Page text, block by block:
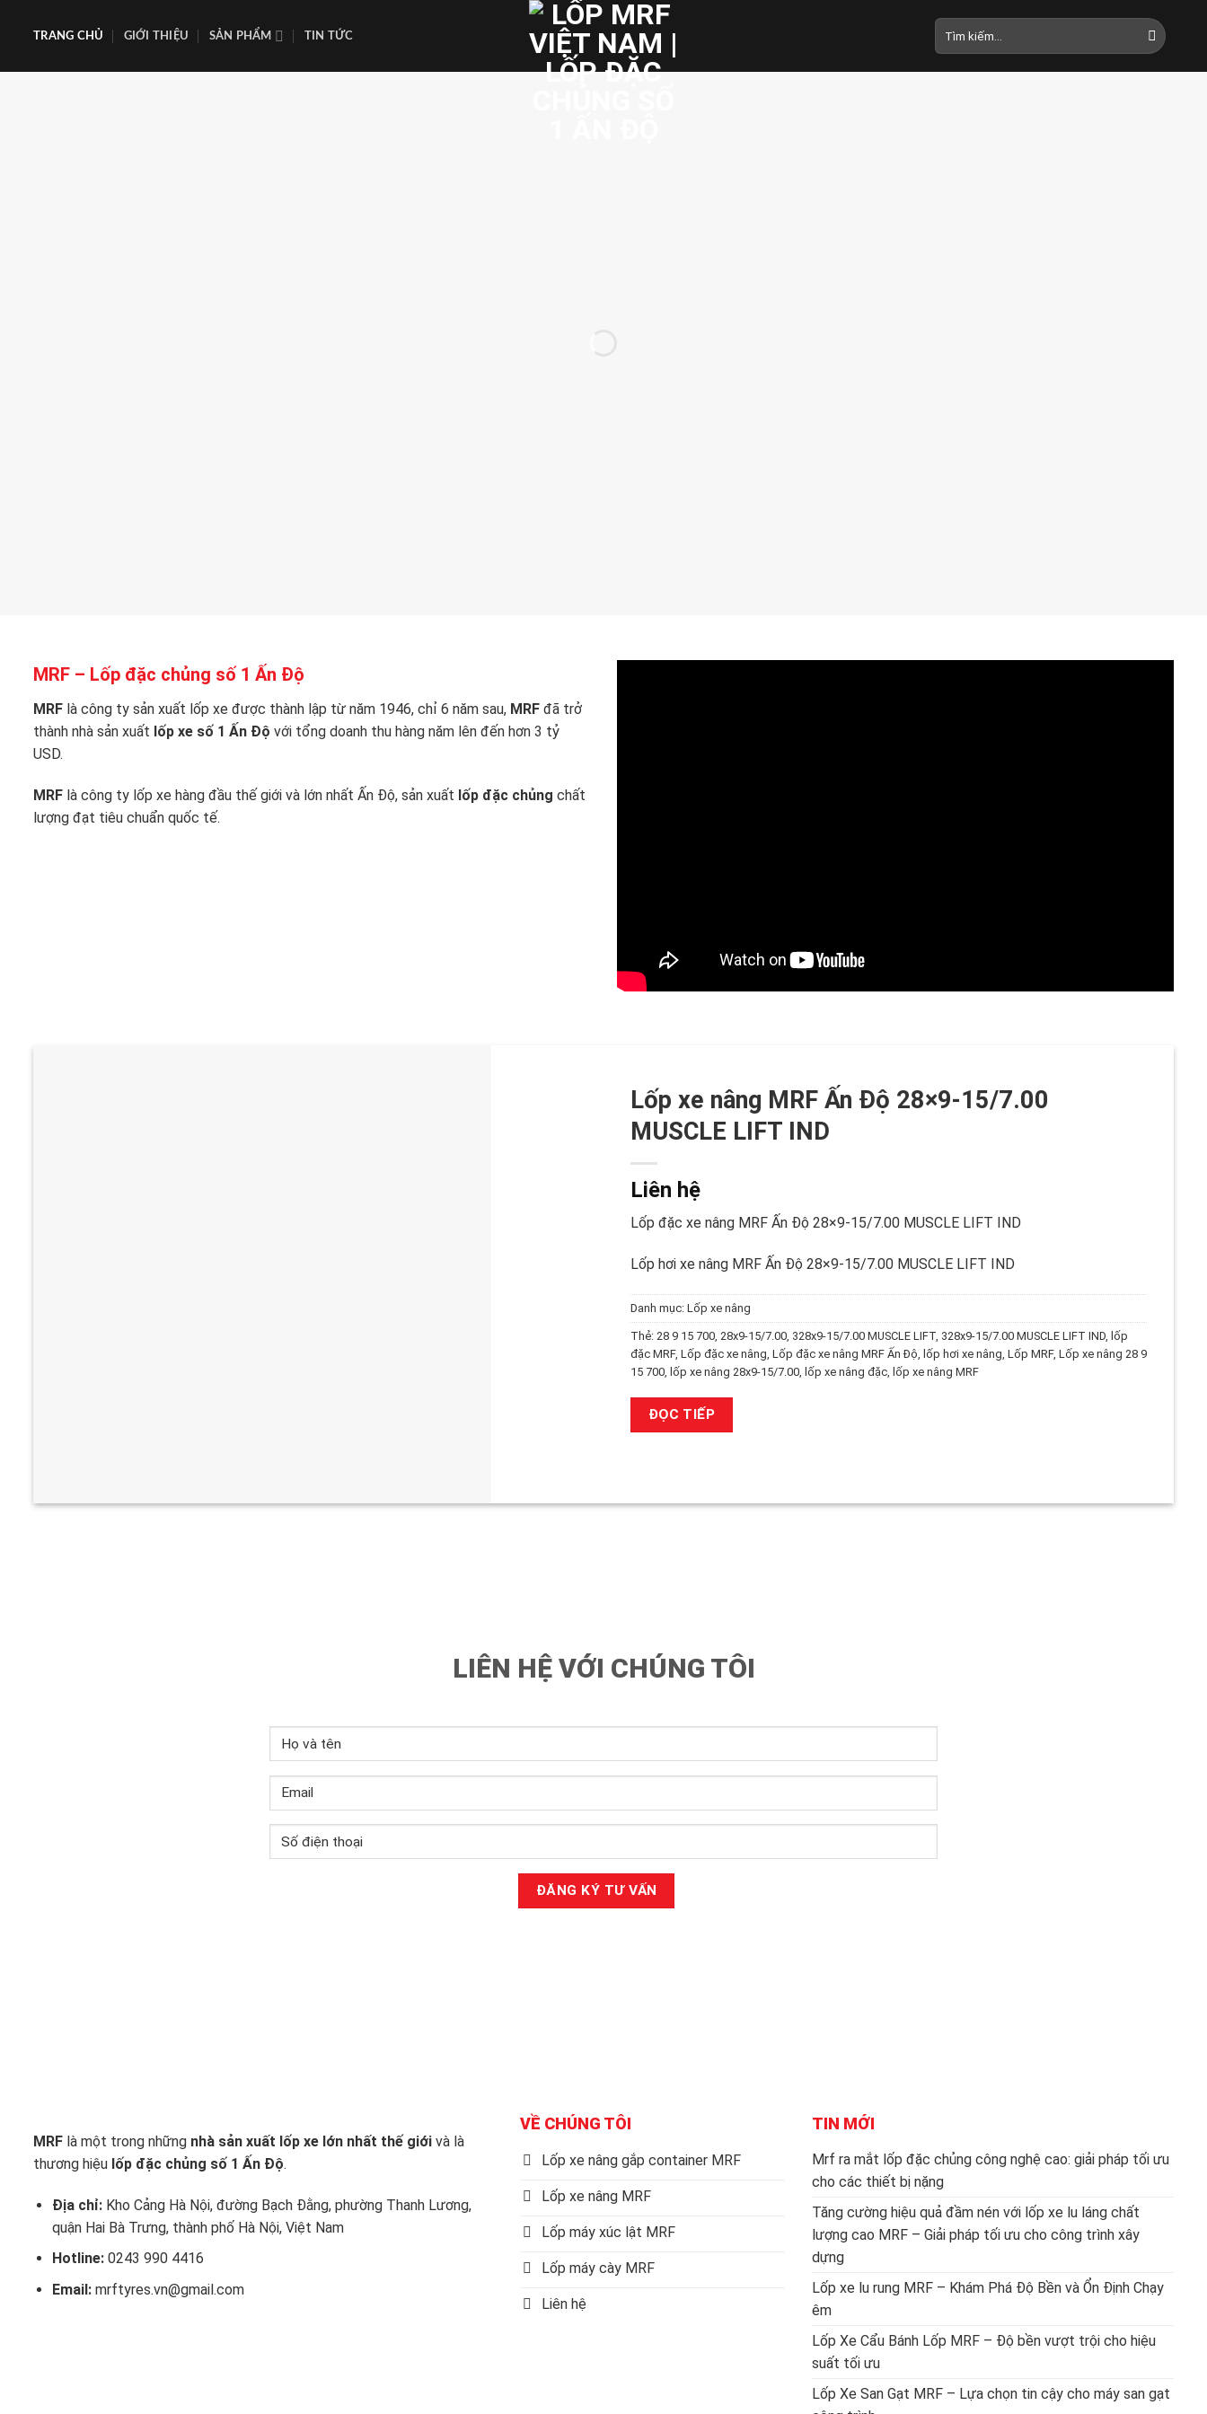
TRANG CHỦ GIỚI THIỆU SẢN PHẨM TIN TỨC
Tìm
kiếm:
MRF – Lốp đặc chủng số 1 Ấn Độ
MRF là công ty sản xuất lốp xe được thành lập từ năm 1946, chỉ 6 năm sau, MRF đã trở
thành nhà sản xuất lốp xe số 1 Ấn Độ với tổng doanh thu hàng năm lên đến hơn 3 tỷ
USD.
MRF là công ty lốp xe hàng đầu thế giới và lớn nhất Ấn Độ, sản xuất lốp đặc chủng chất
lượng đạt tiêu chuẩn quốc tế.
Lốp xe nâng MRF Ấn Độ 28×9-15/7.00
MUSCLE LIFT IND
Liên hệ
Lốp đặc xe nâng MRF Ấn Độ 28×9-15/7.00 MUSCLE LIFT IND
Lốp hơi xe nâng MRF Ấn Độ 28×9-15/7.00 MUSCLE LIFT IND
Danh mục: Lốp xe nâng
Thẻ: 28 9 15 700 28x9-15/7.00 328x9-15/7.00 MUSCLE LIFT 328x9-15/7.00 MUSCLE LIFT IND lốp
đặc MRF, Lốp đặc xe nâng Lốp đặc xe nâng MRF Ấn Độ lốp hơi xe nâng Lốp MRF, Lốp xe nâng 28 9
15 700 lốp xe nâng 28x9-15/7.00 lốp xe nâng đặc lốp xe nâng MRF
ĐỌC TIẾP
LIÊN HỆ VỚI CHÚNG TÔI
MRF là một trong những nhà sản xuất lốp xe lớn nhất thế giới và là
thương hiệu lốp đặc chủng số 1 Ấn Độ.
Địa chỉ:Kho Cảng Hà Nội, đường Bạch Đằng, phường Thanh Lương,
quận Hai Bà Trưng, thành phố Hà Nội, Việt Nam
Hotline: 0243 990 4416
Email: mrftyres.vn@gmail.com
VỀ CHÚNG TÔI
Lốp xe nâng gắp container MRF
Lốp xe nâng MRF
Lốp máy xúc lật MRF
Lốp máy cày MRF
Liên hệ
TIN MỚI
Mrf ra mắt lốp đặc chủng công nghệ cao: giải pháp tối ưu
cho các thiết bị nặng
Tăng cường hiệu quả đầm nén với lốp xe lu láng chất
lượng cao MRF – Giải pháp tối ưu cho công trình xây
dựng
Lốp xe lu rung MRF – Khám Phá Độ Bền và Ổn Định Chạy
êm
Lốp Xe Cẩu Bánh Lốp MRF – Độ bền vượt trội cho hiệu
suất tối ưu
Lốp Xe San Gạt MRF – Lựa chọn tin cậy cho máy san gạt